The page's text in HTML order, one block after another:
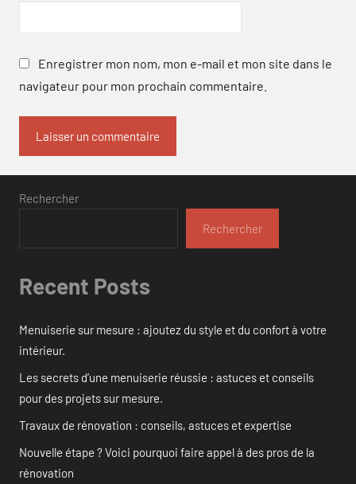
Enregistrer mon nom, mon e-mail et mon site dans le
navigateur pour mon prochain commentaire.
Rechercher
Rechercher
Recent Posts
Menuiserie sur mesure : ajoutez du style et du confort à votre
intérieur.
Les secrets d’une menuiserie réussie : astuces et conseils
pour des projets sur mesure.
Travaux de rénovation : conseils, astuces et expertise
Nouvelle étape ? Voici pourquoi faire appel à des pros de la
rénovation